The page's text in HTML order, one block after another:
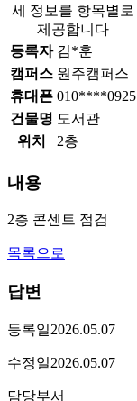
세 정보를 항목별로
제공합니다
등록자 김*훈
캠퍼스 원주캠퍼스
휴대폰 010****0925
건물명 도서관
위치
2층
내용
2층 콘센트 점검
목록으로
답변
등록일2026.05.07
수정일2026.05.07
담당부서